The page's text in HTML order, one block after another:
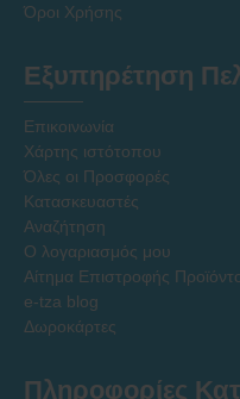
Όροι Χρήσης
Εξυπηρέτηση
Επικοινωνία
Χάρτης ιστότοπου
Όλες οι Προσφορές
Κατασκευαστές
Αναζήτηση
Ο λογαριασμός μου
Αίτημα Επιστροφής
e-tza blog
Δωροκάρτες
Πληροφορίες